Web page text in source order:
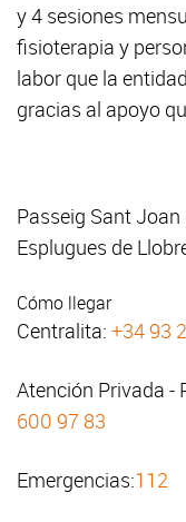
y 4 sesiones
fisioterapia y
labor que la
gracias al apoyo
Passeig Sant Joan
Esplugues de
Cómo llegar
Centralita: +34 93
Atención Privada -
600 97 83
Emergencias:112